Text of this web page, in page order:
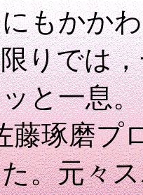
もかか
りでは
と一息。
藤琢磨プ
。元々